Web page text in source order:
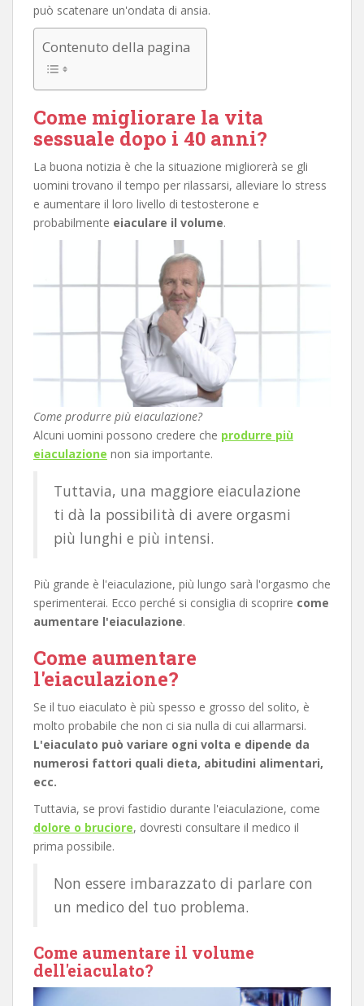
può scatenare un'ondata di ansia.
Contenuto della pagina
Come migliorare la vita
sessuale dopo i 40 anni?
La buona notizia è che la situazione migliorerà se gli
uomini trovano il tempo per rilassarsi, alleviare lo stress
e aumentare il loro livello di testosterone e
probabilmente eiaculare il volume.
Come produrre più eiaculazione?
Alcuni uomini possono credere che produrre più
eiaculazione non sia importante.
Tuttavia, una maggiore eiaculazione
ti dà la possibilità di avere orgasmi
più lunghi e più intensi.
Più grande è l'eiaculazione, più lungo sarà l'orgasmo che
sperimenterai. Ecco perché si consiglia di scoprire come
aumentare l'eiaculazione.
Come aumentare
l'eiaculazione?
Se il tuo eiaculato è più spesso e grosso del solito, è
molto probabile che non ci sia nulla di cui allarmarsi.
L'eiaculato può variare ogni volta e dipende da
numerosi fattori quali dieta, abitudini alimentari,
ecc.
Tuttavia, se provi fastidio durante l'eiaculazione, come
dolore o bruciore, dovresti consultare il medico il
prima possibile.
Non essere imbarazzato di parlare con
un medico del tuo problema.
Come aumentare il volume
dell'eiaculato?